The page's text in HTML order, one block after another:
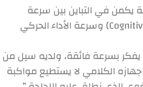
يكمن في التباين بين سرعة
العمليات المعرفية (Cognitive Processes) وسرعة الأداء الحركي
يفكر بسرعة فائقة، ولديه سيل من
جهازه الكلامي لا يستطيع مواكبة